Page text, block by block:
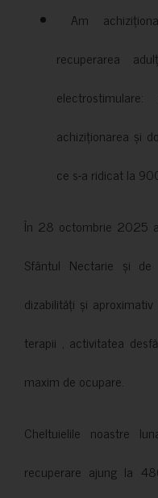
Am
recuperarea
achiziționarea și
ce s-a ridicat la
În 28 octombrie 2025
Sfântul Nectarie și
dizabilități și
terapii , activitatea
maxim de ocupare.
Cheltuielile noastre
recuperare ajung la